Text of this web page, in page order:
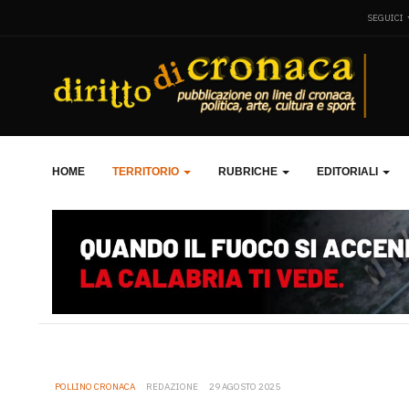
SEGUICI
HOME TERRITORIO RUBRICHE EDITORIALI
POLLINO CRONACA REDAZIONE 29 AGOSTO 2025